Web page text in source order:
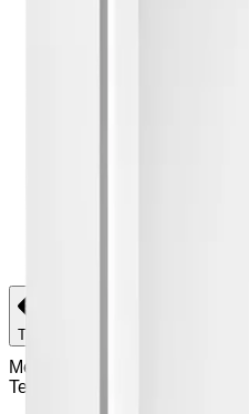
Tilbake
Medisinfryseskap Inventus MF8
Teknisk beskrivelse